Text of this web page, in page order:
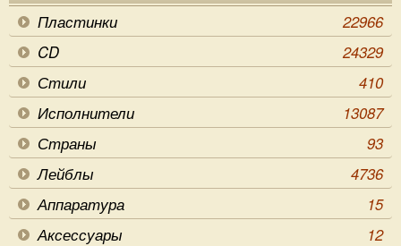
Пластинки
22966
CD
24329
Стили
410
Исполнители
13087
Страны
93
Лейблы
4736
Аппаратура
15
Аксессуары
12